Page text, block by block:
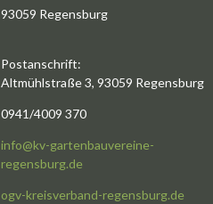
93059 Regensburg
Postanschrift:
Altmühlstraße 3, 93059 Regensburg
0941/4009 370
info@kv-gartenbauvereine-
regensburg.de
ogv-kreisverband-regensburg.de